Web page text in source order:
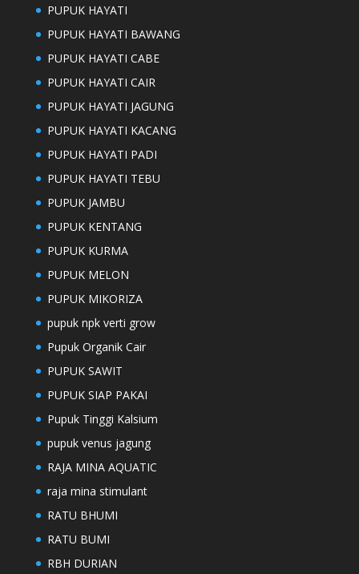
PUPUK HAYATI
PUPUK HAYATI BAWANG
PUPUK HAYATI CABE
PUPUK HAYATI CAIR
PUPUK HAYATI JAGUNG
PUPUK HAYATI KACANG
PUPUK HAYATI PADI
PUPUK HAYATI TEBU
PUPUK JAMBU
PUPUK KENTANG
PUPUK KURMA
PUPUK MELON
PUPUK MIKORIZA
pupuk npk verti grow
Pupuk Organik Cair
PUPUK SAWIT
PUPUK SIAP PAKAI
Pupuk Tinggi Kalsium
pupuk venus jagung
RAJA MINA AQUATIC
raja mina stimulant
RATU BHUMI
RATU BUMI
RBH DURIAN